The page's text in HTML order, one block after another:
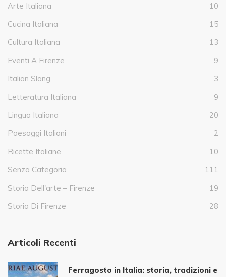
Arte Italiana
10
Cucina Italiana
15
Cultura Italiana
13
Eventi A Firenze
9
Italian Slang
3
Letteratura Italiana
9
Lingua Italiana
20
Paesaggi Italiani
2
Ricette Italiane
10
Senza Categoria
111
Storia Dell'arte – Firenze
19
Storia Di Firenze
28
Articoli Recenti
Ferragosto in Italia: storia, tradizioni e